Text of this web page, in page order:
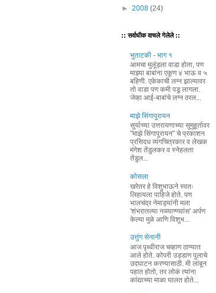
► 2008 (24)
:: सर्वाधीक वाचले गेलेले ::
भुताटकी - भाग १
आमचा मुलूंड्ला वाडा होता, पण
माझ्या बाबांना एकूण ४ भाऊ व ५
बहिणी. एकेकाची लग्न झाल्यावर
तो वाडा पण कमी पडू लागला.
जेव्हा आई-बाबांचे लग्न ठरल...
माझे सिंगापुरायन
सुर्याच्या उत्तरायणाच्या सुमुहूर्तावर
"माझे सिंगापुरायन" चे प्रकाशन
प्रसिदध व्यंगचित्रकार व लेखक
मंगेश तेंडुलकर व स्नेहलता
तेंडुल...
कोसला
खरेतर हे विशुभाऊने स्वतः
लिहायला पाहिजे होते. पण
भालचंद्र नेमाड्यांनी मला
'शंभरातल्या नव्व्याण्णवांस' अर्पण
केल्या मुळे आणि विशुभ...
उत्तुंग सेनानी
आज पृथ्वीराज चव्हाण ठाण्यात
आले होते. कोपरी उड्डाण पुलाचे
उदघाटन करण्यासाठी. मी लांबून
पहात होतो, तर लोकं त्यांना
कांद्याच्या माळा घालत होते...